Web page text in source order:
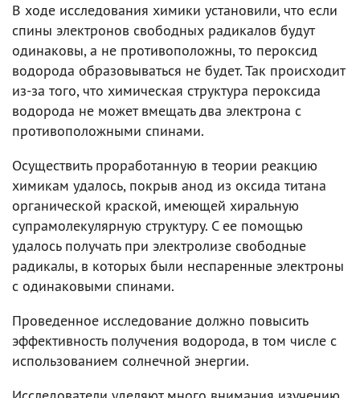
В ходе исследования химики установили, что если
спины электронов свободных радикалов будут
одинаковы, а не противоположны, то пероксид
водорода образовываться не будет. Так происходит
из-за того, что химическая структура пероксида
водорода не может вмещать два электрона с
противоположными спинами.
Осуществить проработанную в теории реакцию
химикам удалось, покрыв анод из оксида титана
органической краской, имеющей хиральную
супрамолекулярную структуру. С ее помощью
удалось получать при электролизе свободные
радикалы, в которых были неспаренные электроны
с одинаковыми спинами.
Проведенное исследование должно повысить
эффективность получения водорода, в том числе с
использованием солнечной энергии.